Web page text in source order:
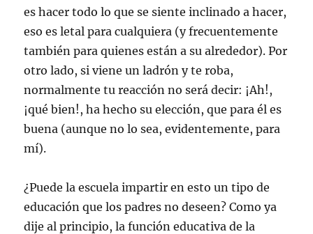
es hacer todo lo que se siente inclinado a hacer,
eso es letal para cualquiera (y frecuentemente
también para quienes están a su alrededor). Por
otro lado, si viene un ladrón y te roba,
normalmente tu reacción no será decir: ¡Ah!,
¡qué bien!, ha hecho su elección, que para él es
buena (aunque no lo sea, evidentemente, para
mí).
¿Puede la escuela impartir en esto un tipo de
educación que los padres no deseen? Como ya
dije al principio, la función educativa de la